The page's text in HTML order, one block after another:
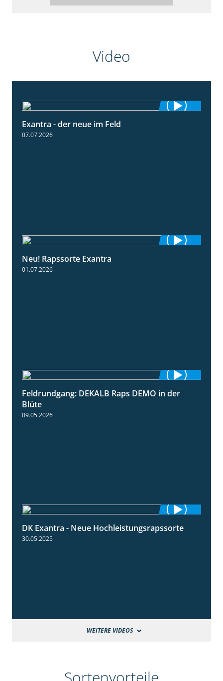
Video
Exantra - der neue im Feld
07.07.2026
Neu! Rapssorte Exantra
01.07.2026
2:37
Feldrundgang: DEKALB Raps DEMO in der
Blüte
09.05.2026
2:15
DK Exantra - Neue Hochleistungsrapssorte
30.05.2025
WEITERE VIDEOS